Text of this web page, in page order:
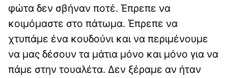
φώτα δεν σβήναν ποτέ. Έπρεπε να
κοιμόμαστε στο πάτωμα. Έπρεπε να
χτυπάμε ένα κουδούνι και να περιμένουμε
να μας δέσουν τα μάτια μόνο και μόνο για να
πάμε στην τουαλέτα. Δεν ξέραμε αν ήταν